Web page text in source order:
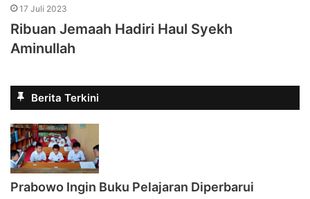
17 Juli 2023
Ribuan Jemaah Hadiri Haul Syekh
Aminullah
Berita Terkini
Prabowo Ingin Buku Pelajaran Diperbarui